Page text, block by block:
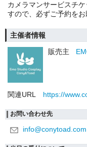
カメラマンサービスチ
すので、必ずご予約をお
主催者情報
販売主
関連URL https://
お問い合わせ先
info@conytoad.com